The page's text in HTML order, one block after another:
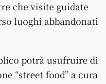
che visite guidate
luoghi abbandonati
potrà usufruire di
“street food” a cura